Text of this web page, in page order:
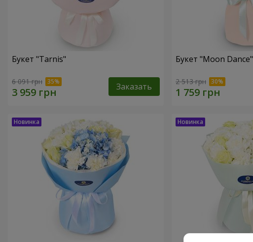
Букет "Tarnis"
6 091 грн Заказать
Букет "Moon Dance"
2 513 грн